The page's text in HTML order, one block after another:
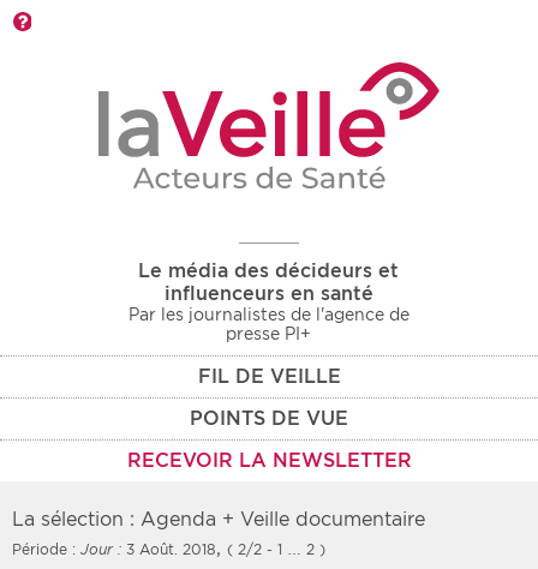
Le média des décideurs et
influenceurs en santé
Par les journalistes de l'agence de
presse PI+
FIL DE VEILLE
POINTS DE VUE
RECEVOIR LA NEWSLETTER
La sélection : Agenda + Veille documentaire
Période : Jour : 3 Août. 2018, ( 2/2 - 1 … 2 )